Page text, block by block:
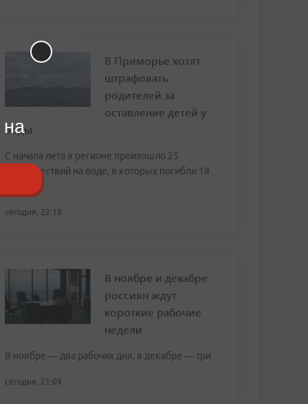
В Приморье хотят
штрафовать
родителей за
оставление детей у
воды
С начала лета в регионе произошло 25
происшествий на воде, в которых погибли 18
человек
сегодня, 22:18
В ноябре и декабре
россиян ждут
короткие рабочие
недели
В ноябре — два рабочих дня, в декабре — три
сегодня, 21:09